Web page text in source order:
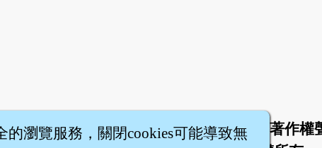
| 聯絡我們 服務條款 隱私權條款
著作權
瀏覽服務，關閉cookies可能導致無